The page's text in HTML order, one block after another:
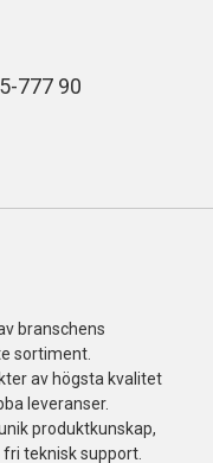
777 90
branschens
sortiment.
av högsta kvalitet
leveranser.
produktkunskap,
teknisk support.